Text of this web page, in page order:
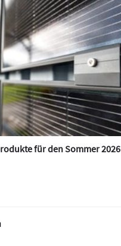
für den Sommer 2026